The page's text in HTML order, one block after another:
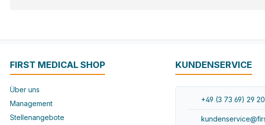
FIRST MEDICAL SHOP
Über uns
Management
Stellenangebote
KUNDENSERVICE
+49 (3 73 69) 29